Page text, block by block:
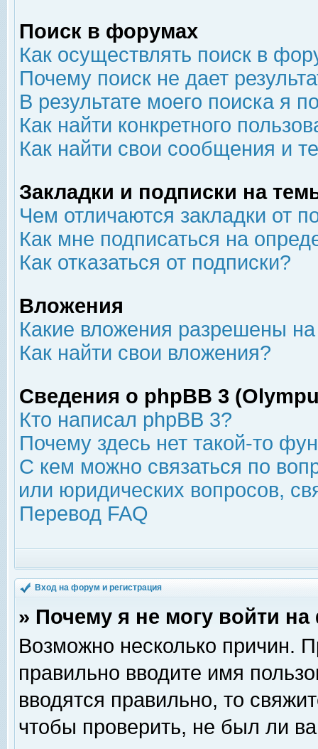
Поиск в форумах
Как осуществлять поиск в
Почему поиск не дает
В результате моего поиска я
Как найти конкретного
Как найти свои сообщения и
Закладки и подписки на
Чем отличаются закладки от
Как мне подписаться на
Как отказаться от подписки?
Вложения
Какие вложения разрешены
Как найти свои вложения?
Сведения о phpBB 3
Кто написал phpBB 3?
Почему здесь нет такой-то
С кем можно связаться по
или юридических вопросов,
Перевод FAQ
Вход на форум и регистрация
» Почему я не могу войти
Возможно несколько причин.
правильно вводите имя
вводятся правильно, то
чтобы проверить, не был ли